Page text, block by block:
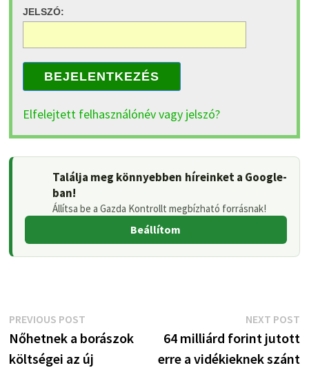
JELSZÓ:
BEJELENTKEZÉS
Elfelejtett felhasználónév vagy jelszó?
Találja meg könnyebben híreinket a Google-
ban!
Állítsa be a Gazda Kontrollt megbízható forrásnak!
Beállítom
Bejegyzés
navigáció
PREVIOUS POSTPrevious
post:
Nőhetnek a borászok
költségei az új
NEXT POST
64 milliárd forint jutott
erre a vidékieknek szánt